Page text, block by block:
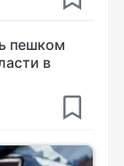
пешком
в